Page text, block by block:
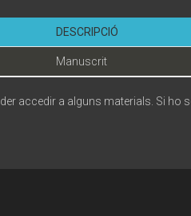
DESCRIPCIÓ
Manuscrit
accedir a alguns materials. Si ho